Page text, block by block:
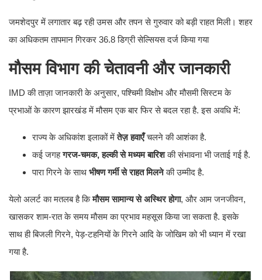
जमशेदपुर में लगातार बढ़ रही उमस और तपन से गुरुवार को बड़ी राहत मिली। शहर
का अधिकतम तापमान गिरकर 36.8 डिग्री सेल्सियस दर्ज किया गया
मौसम विभाग की चेतावनी और जानकारी
IMD की ताज़ा जानकारी के अनुसार, पश्चिमी विक्षोभ और मौसमी सिस्टम के
प्रभाओं के कारण झारखंड में मौसम एक बार फिर से बदल रहा है. इस अवधि में:
राज्य के अधिकांश इलाकों मेंतेज़ हवाएँचलने की आशंका है.
कई जगहगरज-चमक, हल्की से मध्यम बारिशकी संभावना भी जताई गई है.
पारा गिरने के साथ भीषण गर्मी से राहत मिलनेकी उम्मीद है.
येलो अलर्ट का मतलब है किमौसम सामान्य से अस्थिर होगा, और आम जनजीवन,
खासकर शाम-रात के समय मौसम का प्रभाव महसूस किया जा सकता है. इसके
साथ ही बिजली गिरने, पेड़-टहनियों के गिरने आदि के जोखिम को भी ध्यान में रखा
गया है.